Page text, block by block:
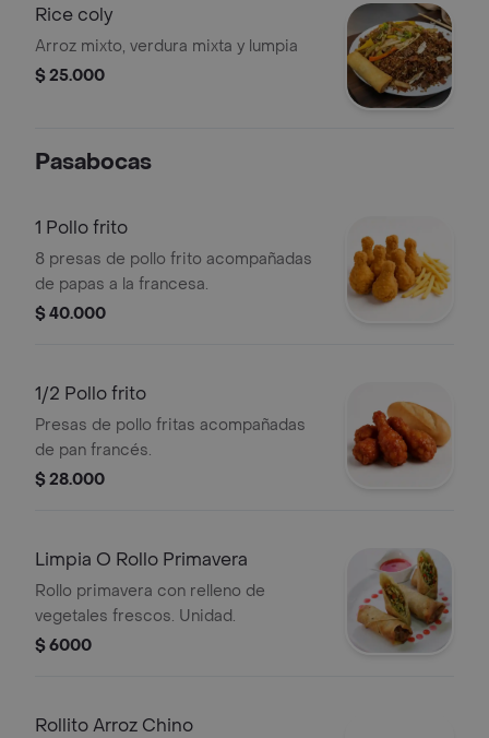
Rice coly
Arroz mixto, verdura mixta y lumpia
$ 25.000
Pasabocas
1 Pollo frito
8 presas de pollo frito acompañadas
de papas a la francesa.
$ 40.000
1/2 Pollo frito
Presas de pollo fritas acompañadas
de pan francés.
$ 28.000
Limpia O Rollo Primavera
Rollo primavera con relleno de
vegetales frescos. Unidad.
$ 6000
Rollito Arroz Chino